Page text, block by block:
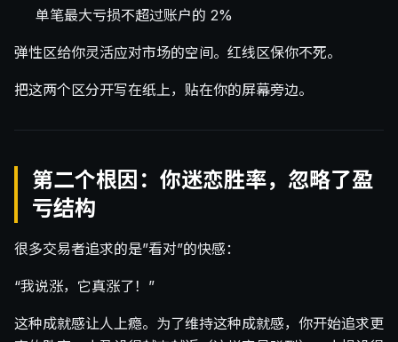
单笔最大亏损不超过账户的 2%
弹性区给你灵活应对市场的空间。红线区保你不死。
把这两个区分开写在纸上，贴在你的屏幕旁边。
第二个根因：你迷恋胜率，忽略了盈
亏结构
很多交易者追求的是”看对”的快感：
“我说涨，它真涨了！”
这种成就感让人上瘾。为了维持这种成就感，你开始追求更